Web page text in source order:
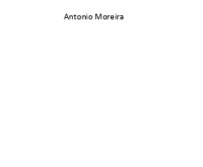
Antonio Moreira